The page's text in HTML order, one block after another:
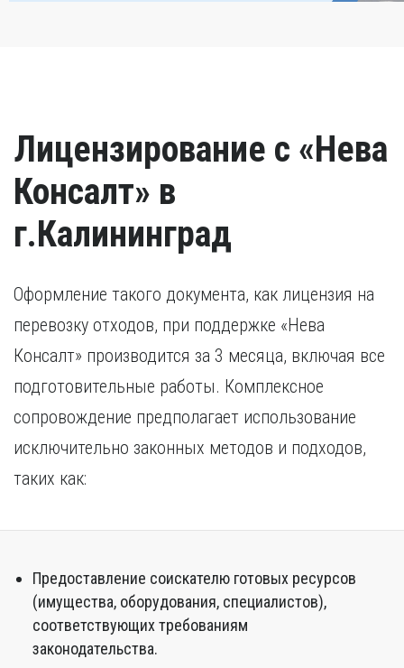
Лицензирование с «Нева
Консалт» в
г.Калининград
Оформление такого документа, как лицензия на
перевозку отходов, при поддержке «Нева
Консалт» производится за 3 месяца, включая все
подготовительные работы. Комплексное
сопровождение предполагает использование
исключительно законных методов и подходов,
таких как:
Предоставление соискателю готовых ресурсов
(имущества, оборудования, специалистов),
соответствующих требованиям
законодательства.